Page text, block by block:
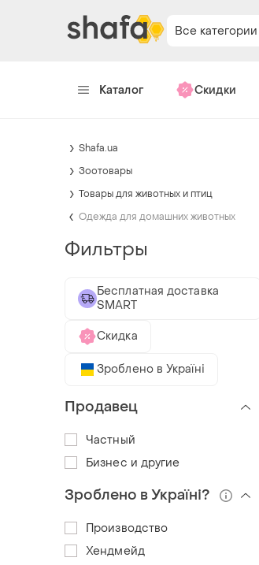
Все категории
Каталог Скидки
Shafa.ua
Зоотовары
Товары для животных и птиц
Одежда для домашних животных
Фильтры
Бесплатная доставка
SMART
Скидка
Зроблено в Україні
Продавец
Частный
Бизнес и другие
Зроблено в Україні?
Производство
Хендмейд